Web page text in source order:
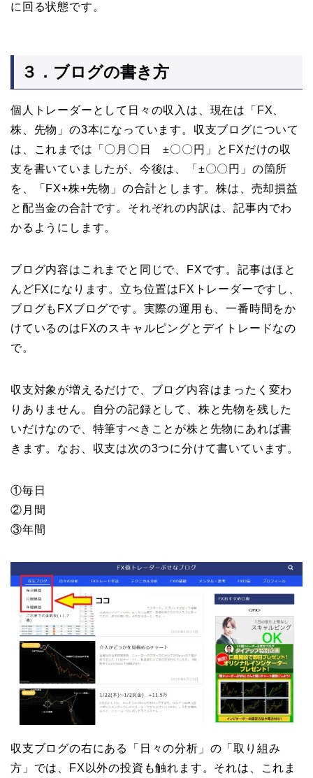
に回る状態です。
３．ブログの書き方
個人トレーダーとして日々の収入は、現在は「FX、
株、先物」の3本になっています。収支ブログについて
は、これまでは「〇月〇日 ±〇〇円」とFXだけの収
支を書いていましたが、今後は、「±〇〇円」の箇所
を、「FX+株+先物」の合計とします。株は、売却損益
と配当金の合計です。それぞれの内訳は、記事内でわ
かるようにします。
ブログ内容はこれまでと同じで、FXです。記事はほと
んどFXになります。立ち位置はFXトレーダーですし、
ブログもFXブログです。実際の運用も、一番時間をか
けているのはFXのスキャルピングとデイトレードなの
で。
収支対象が増えるだけで、ブログ内容はまったく変わ
りありません。自分の記録として、株と先物を残した
いだけなので、特筆すべきことが株と先物にあれば書
きます。なお、収支は次の3つに分けて書いています。
①毎日
②月間
③年間
収支ブログの右にある「日々の分析」の「取り組み
方」では、FX以外の投資も触れます。それは、これま